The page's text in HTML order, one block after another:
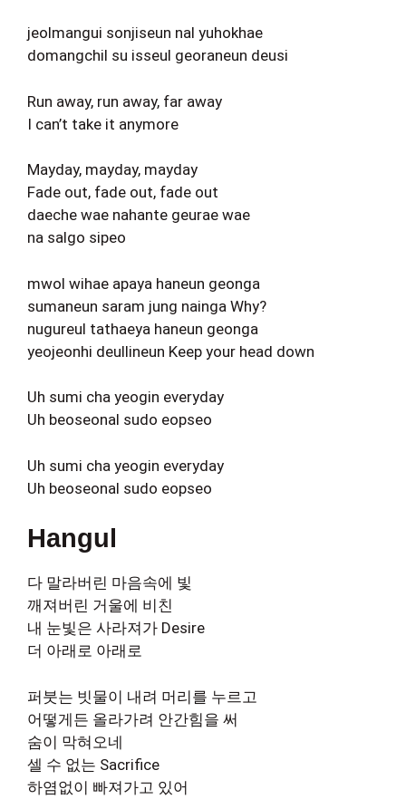
jeolmangui sonjiseun nal yuhokhae
domangchil su isseul georaneun deusi
Run away, run away, far away
I can’t take it anymore
Mayday, mayday, mayday
Fade out, fade out, fade out
daeche wae nahante geurae wae
na salgo sipeo
mwol wihae apaya haneun geonga
sumaneun saram jung nainga Why?
nugureul tathaeya haneun geonga
yeojeonhi deullineun Keep your head down
Uh sumi cha yeogin everyday
Uh beoseonal sudo eopseo
Uh sumi cha yeogin everyday
Uh beoseonal sudo eopseo
Hangul
다 말라버린 마음속에 빛
깨져버린 거울에 비친
내 눈빛은 사라져가 Desire
더 아래로 아래로
퍼붓는 빗물이 내려 머리를 누르고
어떻게든 올라가려 안간힘을 써
숨이 막혀오네
셀 수 없는 Sacrifice
하염없이 빠져가고 있어